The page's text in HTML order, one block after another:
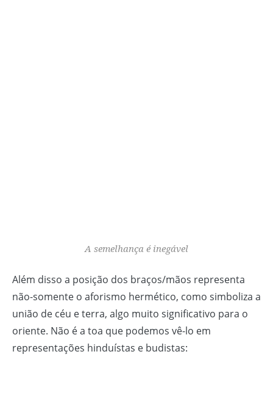
A semelhança é inegável
Além disso a posição dos braços/mãos representa
não-somente o aforismo hermético, como simboliza a
união de céu e terra, algo muito significativo para o
oriente. Não é a toa que podemos vê-lo em
representações hinduístas e budistas: